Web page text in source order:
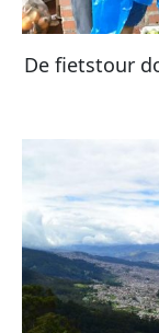
De fietstour